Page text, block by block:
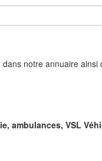
dans notre annuaire ainsi
ambulances, VSL